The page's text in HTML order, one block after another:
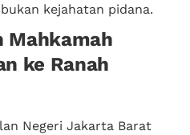
kejahatan pidana.
Mahkamah
ke Ranah
Negeri Jakarta Barat